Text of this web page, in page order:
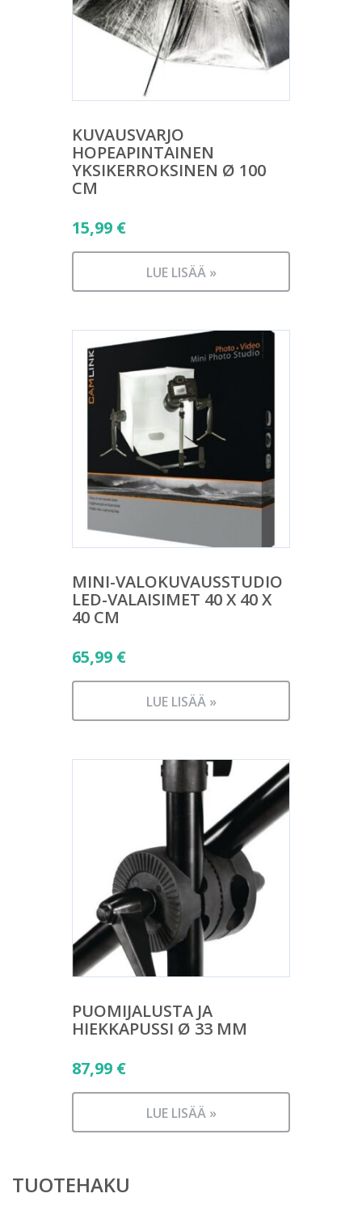
KUVAUSVARJO
HOPEAPINTAINEN
YKSIKERROKSINEN Ø 100
CM
15,99 €
LUE LISÄÄ »
MINI-VALOKUVAUSSTUDIO
LED-VALAISIMET 40 X 40 X
40 CM
65,99 €
LUE LISÄÄ »
PUOMIJALUSTA JA
HIEKKAPUSSI Ø 33 MM
87,99 €
LUE LISÄÄ »
TUOTEHAKU